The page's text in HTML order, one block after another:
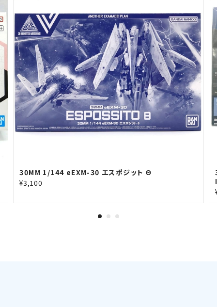
30MM 1/144 eEXM-30 エスポジット Θ
¥3,100